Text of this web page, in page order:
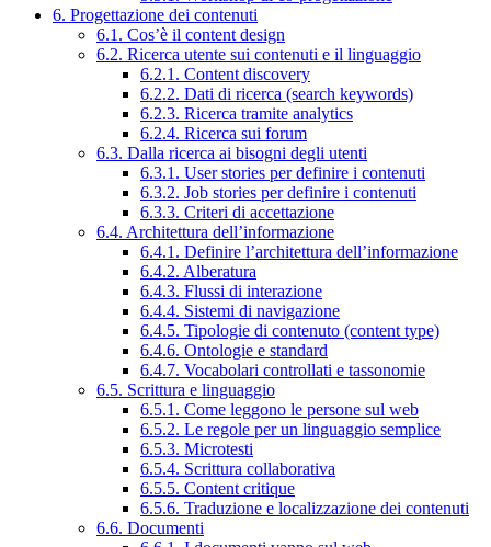
6. Progettazione dei contenuti
6.1. Cos’è il content design
6.2. Ricerca utente sui contenuti e il linguaggio
6.2.1. Content discovery
6.2.2. Dati di ricerca (search keywords)
6.2.3. Ricerca tramite analytics
6.2.4. Ricerca sui forum
6.3. Dalla ricerca ai bisogni degli utenti
6.3.1. User stories per definire i contenuti
6.3.2. Job stories per definire i contenuti
6.3.3. Criteri di accettazione
6.4. Architettura dell’informazione
6.4.1. Definire l’architettura dell’informazione
6.4.2. Alberatura
6.4.3. Flussi di interazione
6.4.4. Sistemi di navigazione
6.4.5. Tipologie di contenuto (content type)
6.4.6. Ontologie e standard
6.4.7. Vocabolari controllati e tassonomie
6.5. Scrittura e linguaggio
6.5.1. Come leggono le persone sul web
6.5.2. Le regole per un linguaggio semplice
6.5.3. Microtesti
6.5.4. Scrittura collaborativa
6.5.5. Content critique
6.5.6. Traduzione e localizzazione dei contenuti
6.6. Documenti